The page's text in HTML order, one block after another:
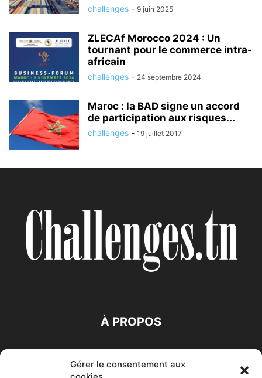
Gérer le consentement aux
challenges - 9 juin 2025
ZLECAf Morocco 2024 : Un
tournant pour le commerce intra-
africain
challenges - 24 septembre 2024
Maroc : la BAD signe un accord
de participation aux risques...
challenges - 19 juillet 2017
À PROPOS